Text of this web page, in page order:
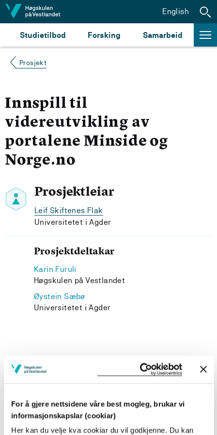
For å gjere nettsidene våre best mogleg, brukar vi
informasjonskapslar (cookiar)
Her kan du velje kva cookiar du vil godkjenne. Du kan
Hopp til innhald
Studietilbod Forsking Samarbeid
English
Prosjekt
Innspill til
videreutvikling av
portalene Minside og
Norge.no
Prosjektleiar
Leif Skiftenes Flak
Universitetet i Agder
Prosjektdeltakar
Karin Furuli
Høgskulen på Vestlandet
Øystein Sæbø
Universitetet i Agder
Prosjekteigar
Prosjektperiode
November 2007 - Februar 2008